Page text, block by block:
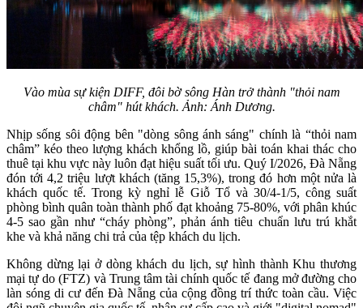
Vào mùa sự kiện DIFF, đôi bờ sông Hàn trở thành "thỏi nam
châm" hút khách. Ảnh: Ánh Dương.
Nhịp sống sôi động bên "dòng sông ánh sáng" chính là “thỏi nam
châm” kéo theo lượng khách khổng lồ, giúp bài toán khai thác cho
thuê tại khu vực này luôn đạt hiệu suất tối ưu. Quý I/2026, Đà Nẵng
đón tới 4,2 triệu lượt khách (tăng 15,3%), trong đó hơn một nửa là
khách quốc tế. Trong kỳ nghỉ lễ Giỗ Tổ và 30/4-1/5, công suất
phòng bình quân toàn thành phố đạt khoảng 75-80%, với phân khúc
4-5 sao gần như “cháy phòng”, phản ánh tiêu chuẩn lưu trú khắt
khe và khả năng chi trả của tệp khách du lịch.
Không dừng lại ở dòng khách du lịch, sự hình thành Khu thương
mại tự do (FTZ) và Trung tâm tài chính quốc tế đang mở đường cho
làn sóng di cư đến Đà Nẵng của cộng đồng trí thức toàn cầu. Việc